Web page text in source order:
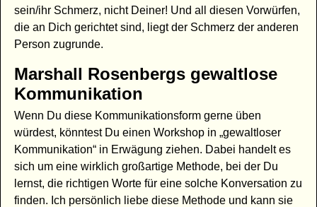
sein/ihr Schmerz, nicht Deiner! Und all diesen Vorwürfen,
die an Dich gerichtet sind, liegt der Schmerz der anderen
Person zugrunde.
Marshall Rosenbergs gewaltlose
Kommunikation
Wenn Du diese Kommunikationsform gerne üben
würdest, könntest Du einen Workshop in „gewaltloser
Kommunikation“ in Erwägung ziehen. Dabei handelt es
sich um eine wirklich großartige Methode, bei der Du
lernst, die richtigen Worte für eine solche Konversation zu
finden. Ich persönlich liebe diese Methode und kann sie